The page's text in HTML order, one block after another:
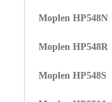
Moplen HP548N
Moplen HP548R
Moplen HP548S